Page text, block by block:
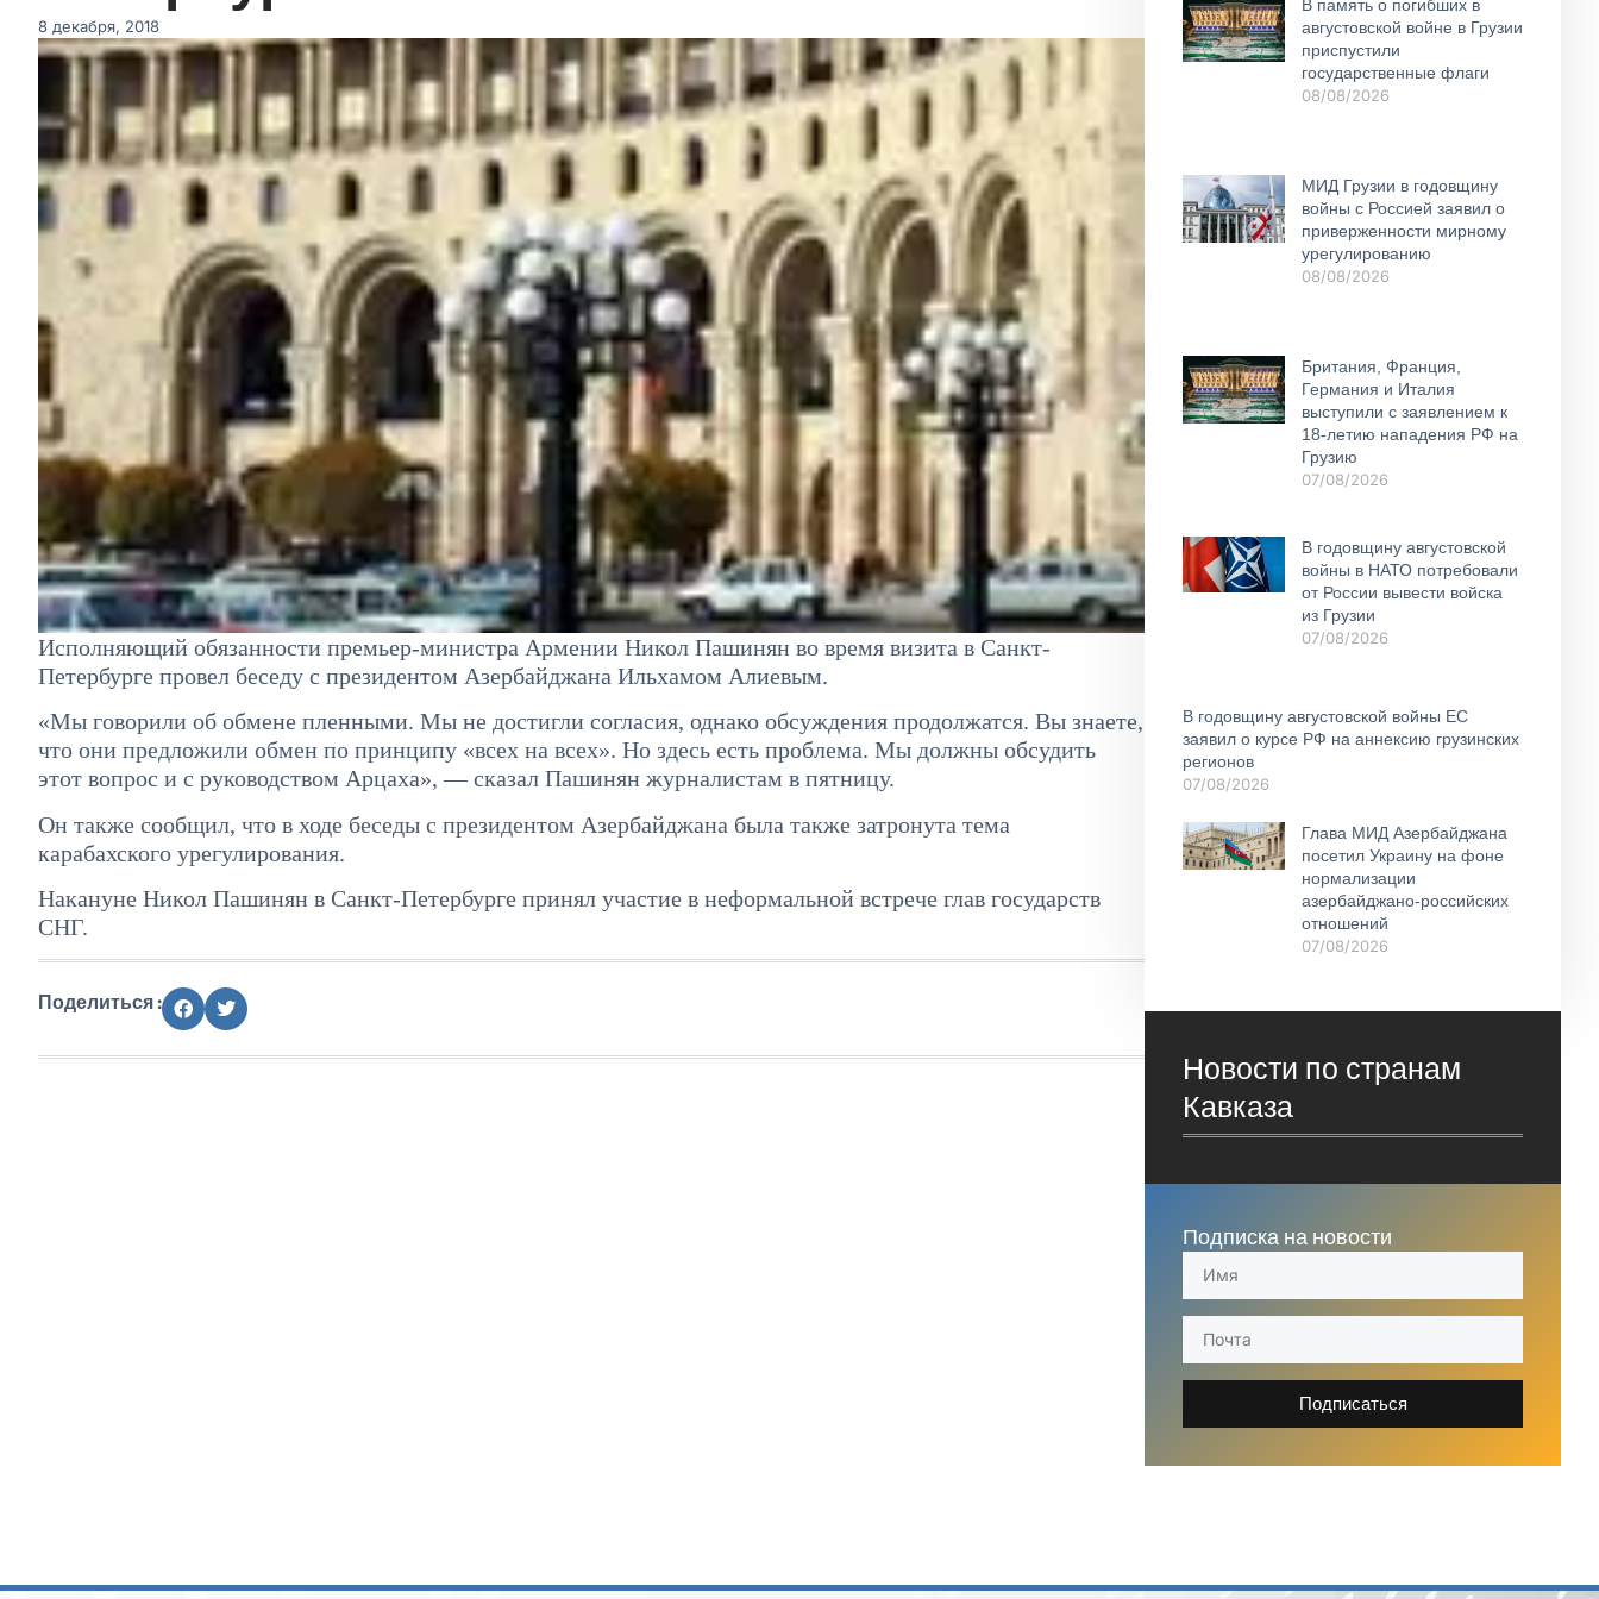
8 декабря, 2018
Исполняющий обязанности премьер-министра Армении Никол Пашинян во время визита в Санкт-
Петербурге провел беседу с президентом Азербайджана Ильхамом Алиевым.
«Мы говорили об обмене пленными. Мы не достигли согласия, однако обсуждения продолжатся. Вы знаете,
что они предложили обмен по принципу «всех на всех». Но здесь есть проблема. Мы должны обсудить
этот вопрос и с руководством Арцаха», — сказал Пашинян журналистам в пятницу.
Он также сообщил, что в ходе беседы с президентом Азербайджана была также затронута тема
карабахского урегулирования.
Накануне Никол Пашинян в Санкт-Петербурге принял участие в неформальной встрече глав государств
СНГ.
Поделиться :
В память о погибших в
августовской войне в Грузии
приспустили
государственные флаги
08/08/2026
МИД Грузии в годовщину
войны с Россией заявил о
приверженности мирному
урегулированию
08/08/2026
Британия, Франция,
Германия и Италия
выступили с заявлением к
18-летию нападения РФ на
Грузию
07/08/2026
В годовщину августовской
войны в НАТО потребовали
от России вывести войска
из Грузии
07/08/2026
В годовщину августовской войны ЕС
заявил о курсе РФ на аннексию грузинских
регионов
07/08/2026
Глава МИД Азербайджана
посетил Украину на фоне
нормализации
азербайджано-российских
отношений
07/08/2026
Новости по странам
Кавказа
Подписка на новости
Подписаться